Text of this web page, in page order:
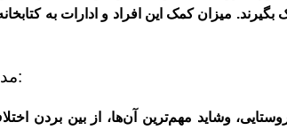
میزان کمک این افراد و ادارات به
مدارس، معلمان ومدیران:
وشاید مهم‌ترین آن‌ها، از بین بردن